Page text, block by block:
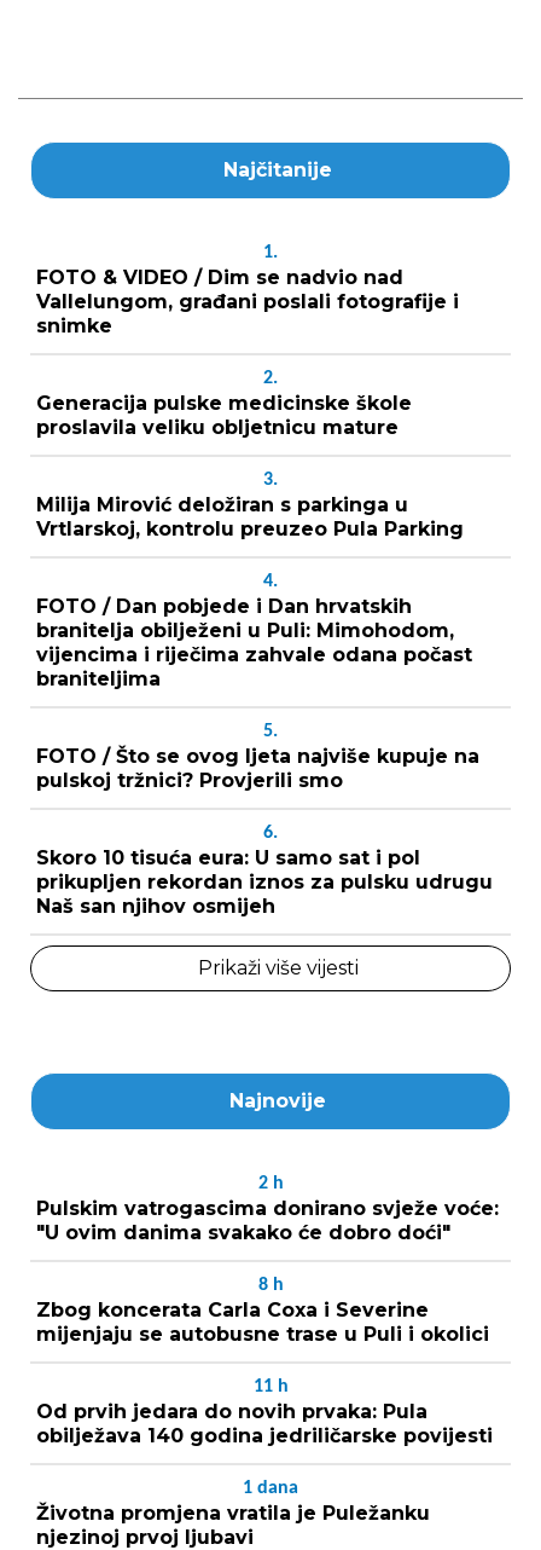
Najčitanije
1.
FOTO & VIDEO / Dim se nadvio nad
Vallelungom, građani poslali fotografije i
snimke
2.
Generacija pulske medicinske škole
proslavila veliku obljetnicu mature
3.
Milija Mirović deložiran s parkinga u
Vrtlarskoj, kontrolu preuzeo Pula Parking
4.
FOTO / Dan pobjede i Dan hrvatskih
branitelja obilježeni u Puli: Mimohodom,
vijencima i riječima zahvale odana počast
braniteljima
5.
FOTO / Što se ovog ljeta najviše kupuje na
pulskoj tržnici? Provjerili smo
6.
Skoro 10 tisuća eura: U samo sat i pol
prikupljen rekordan iznos za pulsku udrugu
Naš san njihov osmijeh
Prikaži više vijesti
Najnovije
2 h
Pulskim vatrogascima donirano svježe voće:
"U ovim danima svakako će dobro doći"
8 h
Zbog koncerata Carla Coxa i Severine
mijenjaju se autobusne trase u Puli i okolici
11 h
Od prvih jedara do novih prvaka: Pula
obilježava 140 godina jedriličarske povijesti
1 dana
Životna promjena vratila je Puležanku
njezinoj prvoj ljubavi